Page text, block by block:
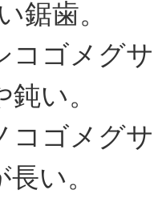
鋸歯。
ゴメグ
い。
ゴメグ
い。